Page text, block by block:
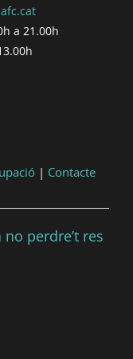
a 21.00h
| Contacte
perdre’t res